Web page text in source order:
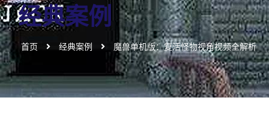
经典案例
首页 经典案例 魔兽单机版：复活怪物视角视频全解析